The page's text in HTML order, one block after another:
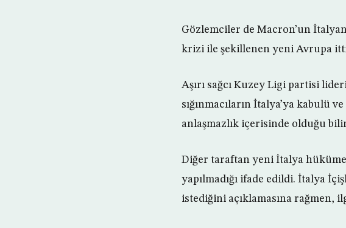
Gözlemciler de Macron’un
krizi ile şekillenen yeni Avrupa
Aşırı sağcı Kuzey Ligi partisi
sığınmacıların İtalya’ya kabulü
anlaşmazlık içerisinde olduğu
Diğer taraftan yeni İtalya
yapılmadığı ifade edildi. İtalya
istediğini açıklamasına rağmen,